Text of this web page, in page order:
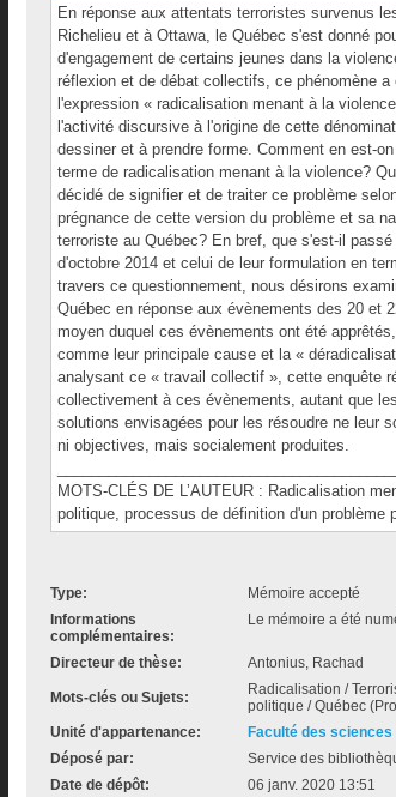
En réponse aux attentats terroristes survenus
Richelieu et à Ottawa, le Québec s'est donné
d'engagement de certains jeunes dans la
réflexion et de débat collectifs, ce phénomène
l'expression « radicalisation menant à la
l'activité discursive à l'origine de cette
dessiner et à prendre forme. Comment en est-
terme de radicalisation menant à la violence?
décidé de signifier et de traiter ce problème
prégnance de cette version du problème et sa
terroriste au Québec? En bref, que s'est-il
d'octobre 2014 et celui de leur formulation en
travers ce questionnement, nous désirons
Québec en réponse aux évènements des 20 et
moyen duquel ces évènements ont été
comme leur principale cause et la «
analysant ce « travail collectif », cette enquête
collectivement à ces évènements, autant que
solutions envisagées pour les résoudre ne leur
ni objectives, mais socialement produites.
MOTS-CLÉS DE L’AUTEUR : Radicalisation
politique, processus de définition d'un problème
Type:
Mémoire accepté
Informations
complémentaires:
Le mémoire a été
Directeur de thèse: Antonius, Rachad
Mots-clés ou Sujets:
Radicalisation /
politique / Québec
Unité d'appartenance:
Faculté des
Déposé par:
Service des
Date de dépôt:
06 janv. 2020 13:51